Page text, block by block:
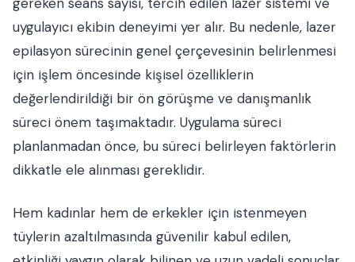
uygulayıcı ekibin deneyimi yer alır. Bu nedenle, lazer
epilasyon sürecinin genel çerçevesinin belirlenmesi
için işlem öncesinde kişisel özelliklerin
değerlendirildiği bir ön görüşme ve danışmanlık
süreci önem taşımaktadır. Uygulama süreci
planlanmadan önce, bu süreci belirleyen faktörlerin
dikkatle ele alınması gereklidir.
Hem kadınlar hem de erkekler için istenmeyen
tüylerin azaltılmasında güvenilir kabul edilen,